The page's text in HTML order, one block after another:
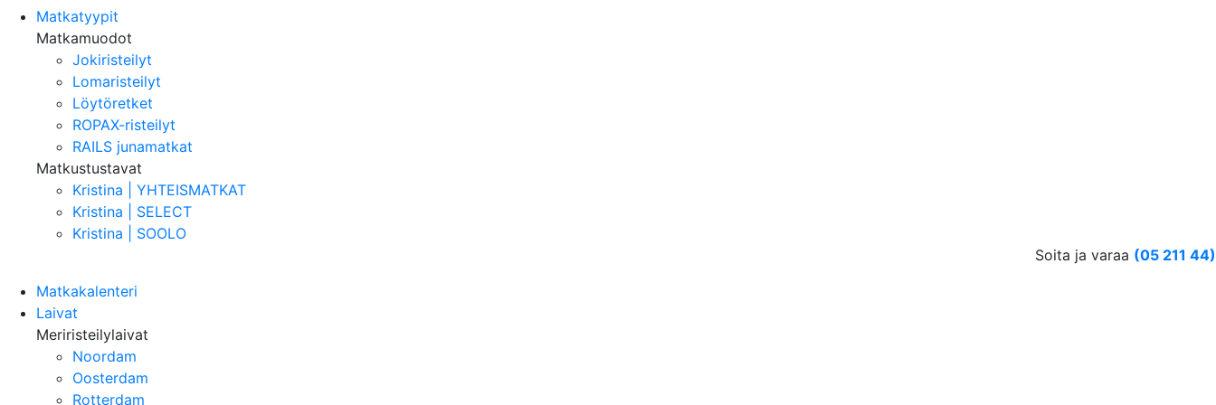
Matkatyypit
Matkamuodot
Jokiristeilyt
Lomaristeilyt
Löytöretket
ROPAX-risteilyt
RAILS junamatkat
Matkustustavat
Kristina | YHTEISMATKAT
Kristina | SELECT
Kristina | SOOLO
Soita ja varaa (05 211 44)
Matkakalenteri
Laivat
Meriristeilylaivat
Noordam
Oosterdam
Rotterdam